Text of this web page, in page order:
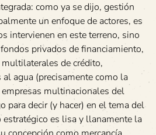
como ya se dijo, gestión
un enfoque de actores, es
intervienen en este terreno, sino
privados de financiamiento,
de crédito,
agua (precisamente como la
multinacionales del
para decir (y hacer) en el tema del
estratégico es lisa y llanamente la